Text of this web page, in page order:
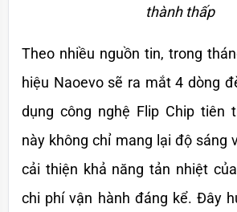
thành thấp
Theo nhiều nguồn tin, trong
hiệu Naoevo sẽ ra mắt 4 dòng
dụng công nghệ Flip Chip tiên
này không chỉ mang lại độ sáng
cải thiện khả năng tản nhiệt
chi phí vận hành đáng kể. Đây